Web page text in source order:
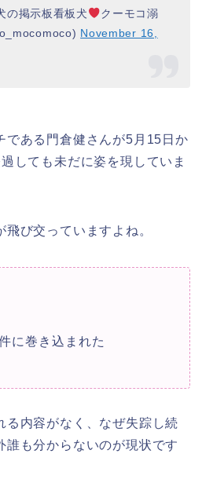
の掲示板看板犬
クーモコ溺
November 16,
である門倉健さんが5月15日か
しても未だに姿を現していま
び交っていますよね。
件に巻き込まれた
る内容がなく、なぜ失踪し続
誰も分からないのが現状です